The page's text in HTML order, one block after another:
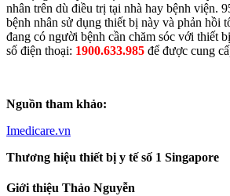
nhân trên dù điều trị tại nhà hay bệnh viện.
bệnh nhân sử dụng thiết bị này và phản hồi
đang có người bệnh cần chăm sóc với thiết
số điện thoại: 1900.633.985 để được cung
Nguồn tham khảo:
Imedicare.vn
Thương hiệu thiết bị y tế số 1 Singapore
Giới thiệu Thảo Nguyễn